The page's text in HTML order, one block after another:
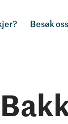
Besøk oss